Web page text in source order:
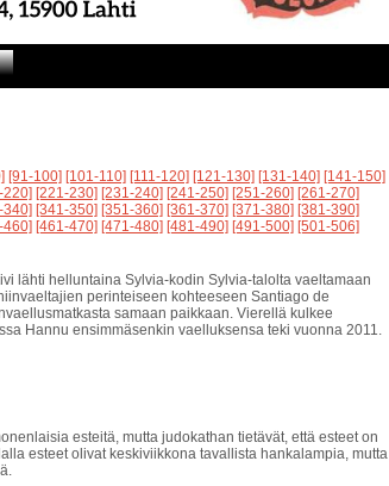
[91-100] [101-110] [111-120] [121-130] [131-140] [141-150]
220] [221-230] [231-240] [241-250] [251-260] [261-270]
340] [341-350] [351-360] [361-370] [371-380] [381-390]
460] [461-470] [471-480] [481-490] [491-500] [501-506]
lähti helluntaina Sylvia-kodin Sylvia-talolta vaeltamaan
perinteiseen kohteeseen Santiago de
samaan paikkaan. Vierellä kulkee
Hannu ensimmäsenkin vaelluksensa teki vuonna 2011.
esteitä, mutta judokathan tietävät, että esteet on
esteet olivat keskiviikkona tavallista hankalampia, mutta